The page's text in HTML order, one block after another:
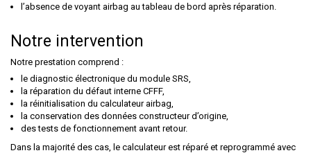
l’absence de voyant airbag au tableau de bord après réparation.
Notre intervention
Notre prestation comprend :
le diagnostic électronique du module SRS,
la réparation du défaut interne CFFF,
la réinitialisation du calculateur airbag,
la conservation des données constructeur d’origine,
des tests de fonctionnement avant retour.
Dans la majorité des cas, le calculateur est réparé et reprogrammé avec